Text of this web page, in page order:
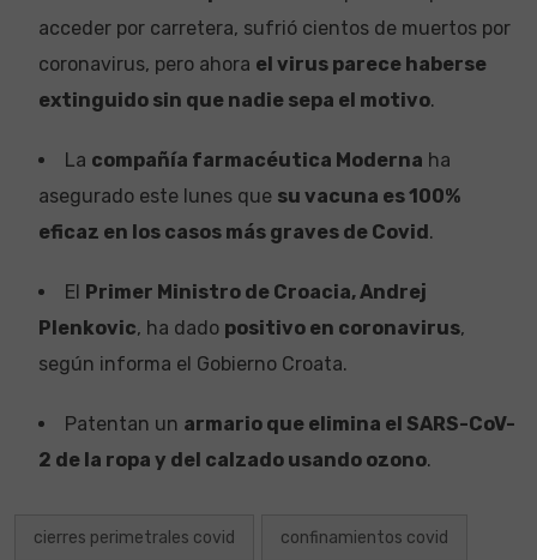
acceder por carretera, sufrió cientos de muertos por
coronavirus, pero ahora el virus parece haberse
extinguido sin que nadie sepa el motivo.
La compañía farmacéutica Moderna ha
asegurado este lunes que su vacuna es 100%
eficaz en los casos más graves de Covid.
El Primer Ministro de Croacia, Andrej
Plenkovic, ha dado positivo en coronavirus,
según informa el Gobierno Croata.
Patentan un armario que elimina el SARS-CoV-
2 de la ropa y del calzado usando ozono.
cierres perimetrales covid confinamientos covid